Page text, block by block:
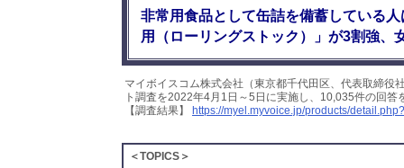
非常用食品として缶詰を備蓄している
用（ローリングストック）」が3割強、
マイボイスコム株式会社（東京都千代田区、代表取締
ト調査を2022年4月1日～5日に実施し、10,035件の回
【調査結果】
https://myel.myvoice.jp/products/
＜TOPICS＞